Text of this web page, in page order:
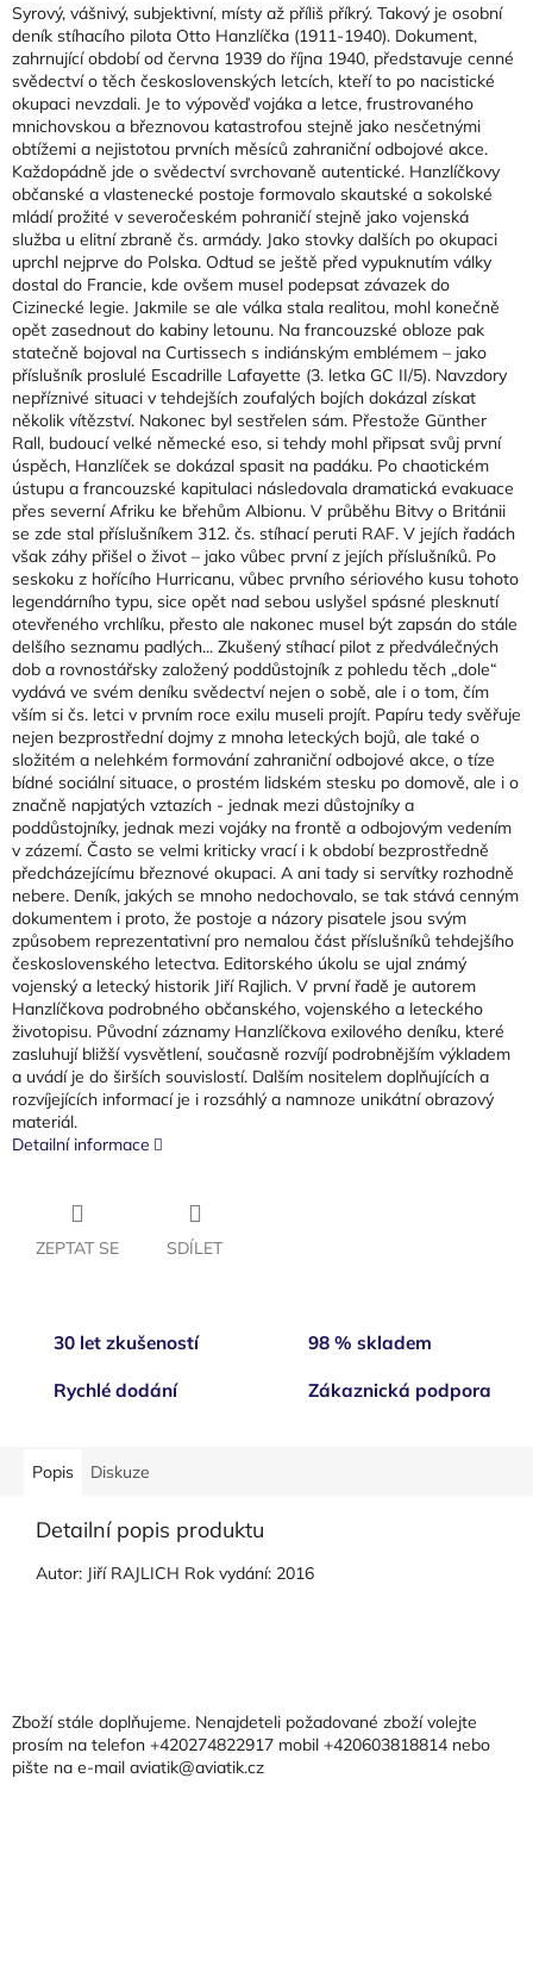
Syrový, vášnivý, subjektivní, místy až příliš příkrý. Takový je osobní
deník stíhacího pilota Otto Hanzlíčka (1911-1940). Dokument,
zahrnující období od června 1939 do října 1940, představuje cenné
svědectví o těch československých letcích, kteří to po nacistické
okupaci nevzdali. Je to výpověď vojáka a letce, frustrovaného
mnichovskou a březnovou katastrofou stejně jako nesčetnými
obtížemi a nejistotou prvních měsíců zahraniční odbojové akce.
Každopádně jde o svědectví svrchovaně autentické. Hanzlíčkovy
občanské a vlastenecké postoje formovalo skautské a sokolské
mládí prožité v severočeském pohraničí stejně jako vojenská
služba u elitní zbraně čs. armády. Jako stovky dalších po okupaci
uprchl nejprve do Polska. Odtud se ještě před vypuknutím války
dostal do Francie, kde ovšem musel podepsat závazek do
Cizinecké legie. Jakmile se ale válka stala realitou, mohl konečně
opět zasednout do kabiny letounu. Na francouzské obloze pak
statečně bojoval na Curtissech s indiánským emblémem – jako
příslušník proslulé Escadrille Lafayette (3. letka GC II/5). Navzdory
nepříznivé situaci v tehdejších zoufalých bojích dokázal získat
několik vítězství. Nakonec byl sestřelen sám. Přestože Günther
Rall, budoucí velké německé eso, si tehdy mohl připsat svůj první
úspěch, Hanzlíček se dokázal spasit na padáku. Po chaotickém
ústupu a francouzské kapitulaci následovala dramatická evakuace
přes severní Afriku ke břehům Albionu. V průběhu Bitvy o Británii
se zde stal příslušníkem 312. čs. stíhací peruti RAF. V jejích řadách
však záhy přišel o život – jako vůbec první z jejích příslušníků. Po
seskoku z hořícího Hurricanu, vůbec prvního sériového kusu tohoto
legendárního typu, sice opět nad sebou uslyšel spásné plesknutí
otevřeného vrchlíku, přesto ale nakonec musel být zapsán do stále
delšího seznamu padlých... Zkušený stíhací pilot z předválečných
dob a rovnostářsky založený poddůstojník z pohledu těch „dole“
vydává ve svém deníku svědectví nejen o sobě, ale i o tom, čím
vším si čs. letci v prvním roce exilu museli projít. Papíru tedy svěřuje
nejen bezprostřední dojmy z mnoha leteckých bojů, ale také o
složitém a nelehkém formování zahraniční odbojové akce, o tíze
bídné sociální situace, o prostém lidském stesku po domově, ale i o
značně napjatých vztazích - jednak mezi důstojníky a
poddůstojníky, jednak mezi vojáky na frontě a odbojovým vedením
v zázemí. Často se velmi kriticky vrací i k období bezprostředně
předcházejícímu březnové okupaci. A ani tady si servítky rozhodně
nebere. Deník, jakých se mnoho nedochovalo, se tak stává cenným
dokumentem i proto, že postoje a názory pisatele jsou svým
způsobem reprezentativní pro nemalou část příslušníků tehdejšího
československého letectva. Editorského úkolu se ujal známý
vojenský a letecký historik Jiří Rajlich. V první řadě je autorem
Hanzlíčkova podrobného občanského, vojenského a leteckého
životopisu. Původní záznamy Hanzlíčkova exilového deníku, které
zasluhují bližší vysvětlení, současně rozvíjí podrobnějším výkladem
a uvádí je do širších souvislostí. Dalším nositelem doplňujících a
rozvíjejících informací je i rozsáhlý a namnoze unikátní obrazový
materiál.
Detailní informace
ZEPTAT SE SDÍLET
30 let zkušeností 98 % skladem
Rychlé dodání Zákaznická podpora
Popis Diskuze
Detailní popis produktu
Autor: Jiří RAJLICH Rok vydání: 2016
aZboží stále doplňujeme. Nenajdeteli požadované zboží volejte
prosím na telefon +420274822917 mobil +420603818814 nebo
pište na e-mail aviatik@aviatik.cz